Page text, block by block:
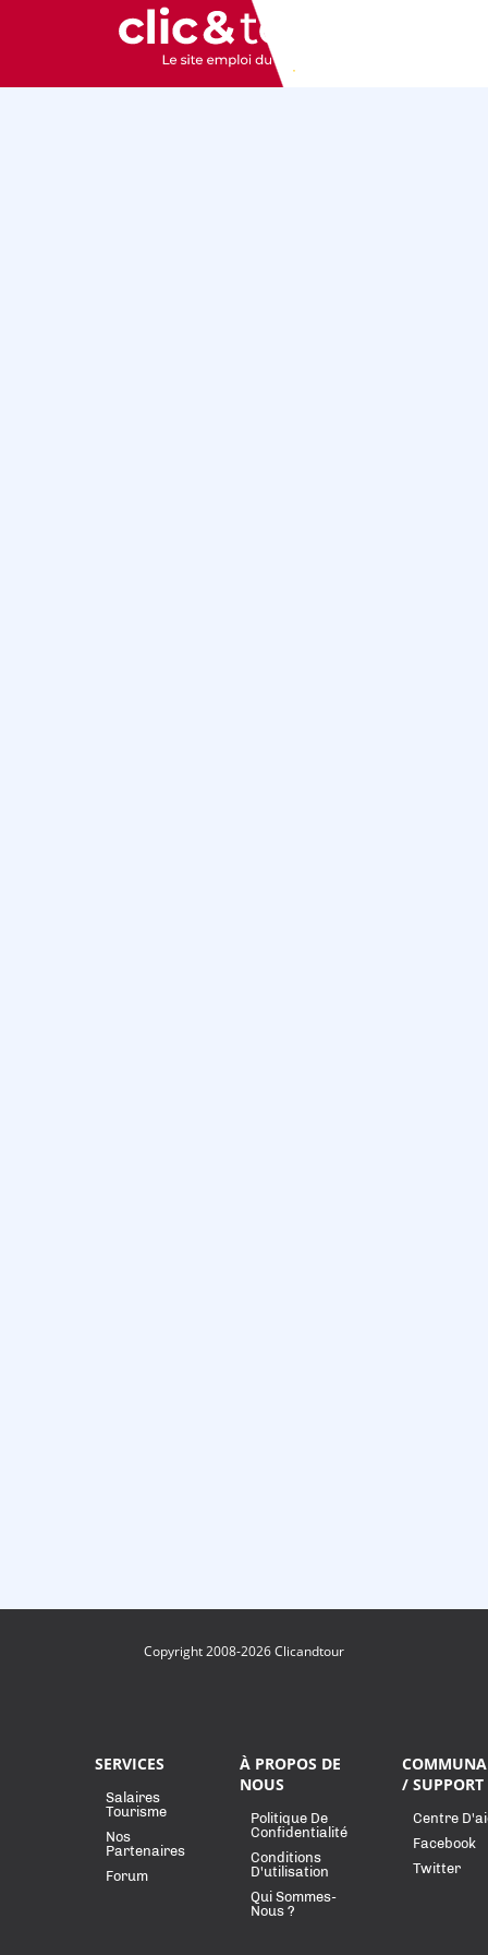
Copyright 2008-2026 Clicandtour
SERVICES
Salaires
Tourisme
Nos
Partenaires
Forum
À PROPOS DE
NOUS
Politique De
Confidentialité
Conditions
D'utilisation
Qui Sommes-
Nous ?
/ SUPPORT
Centre
Facebook
Twitter